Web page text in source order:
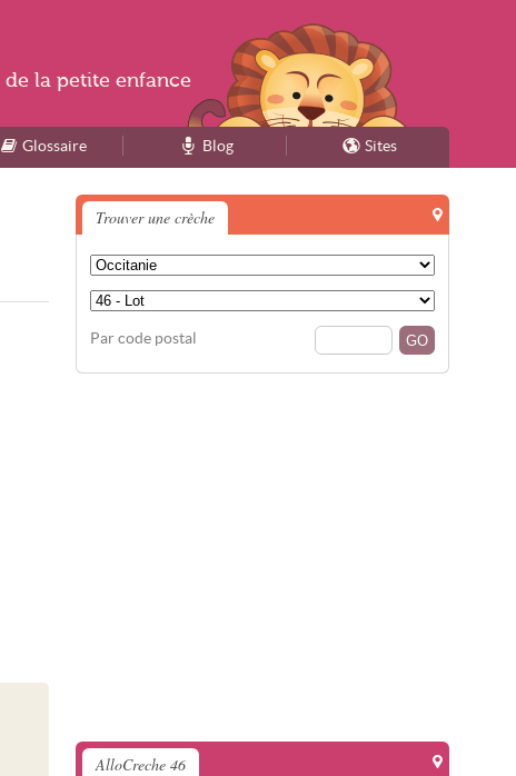
Glossaire Blog Sites
Trouver une crèche
Par code postal
AlloCreche 46
de la petite enfance